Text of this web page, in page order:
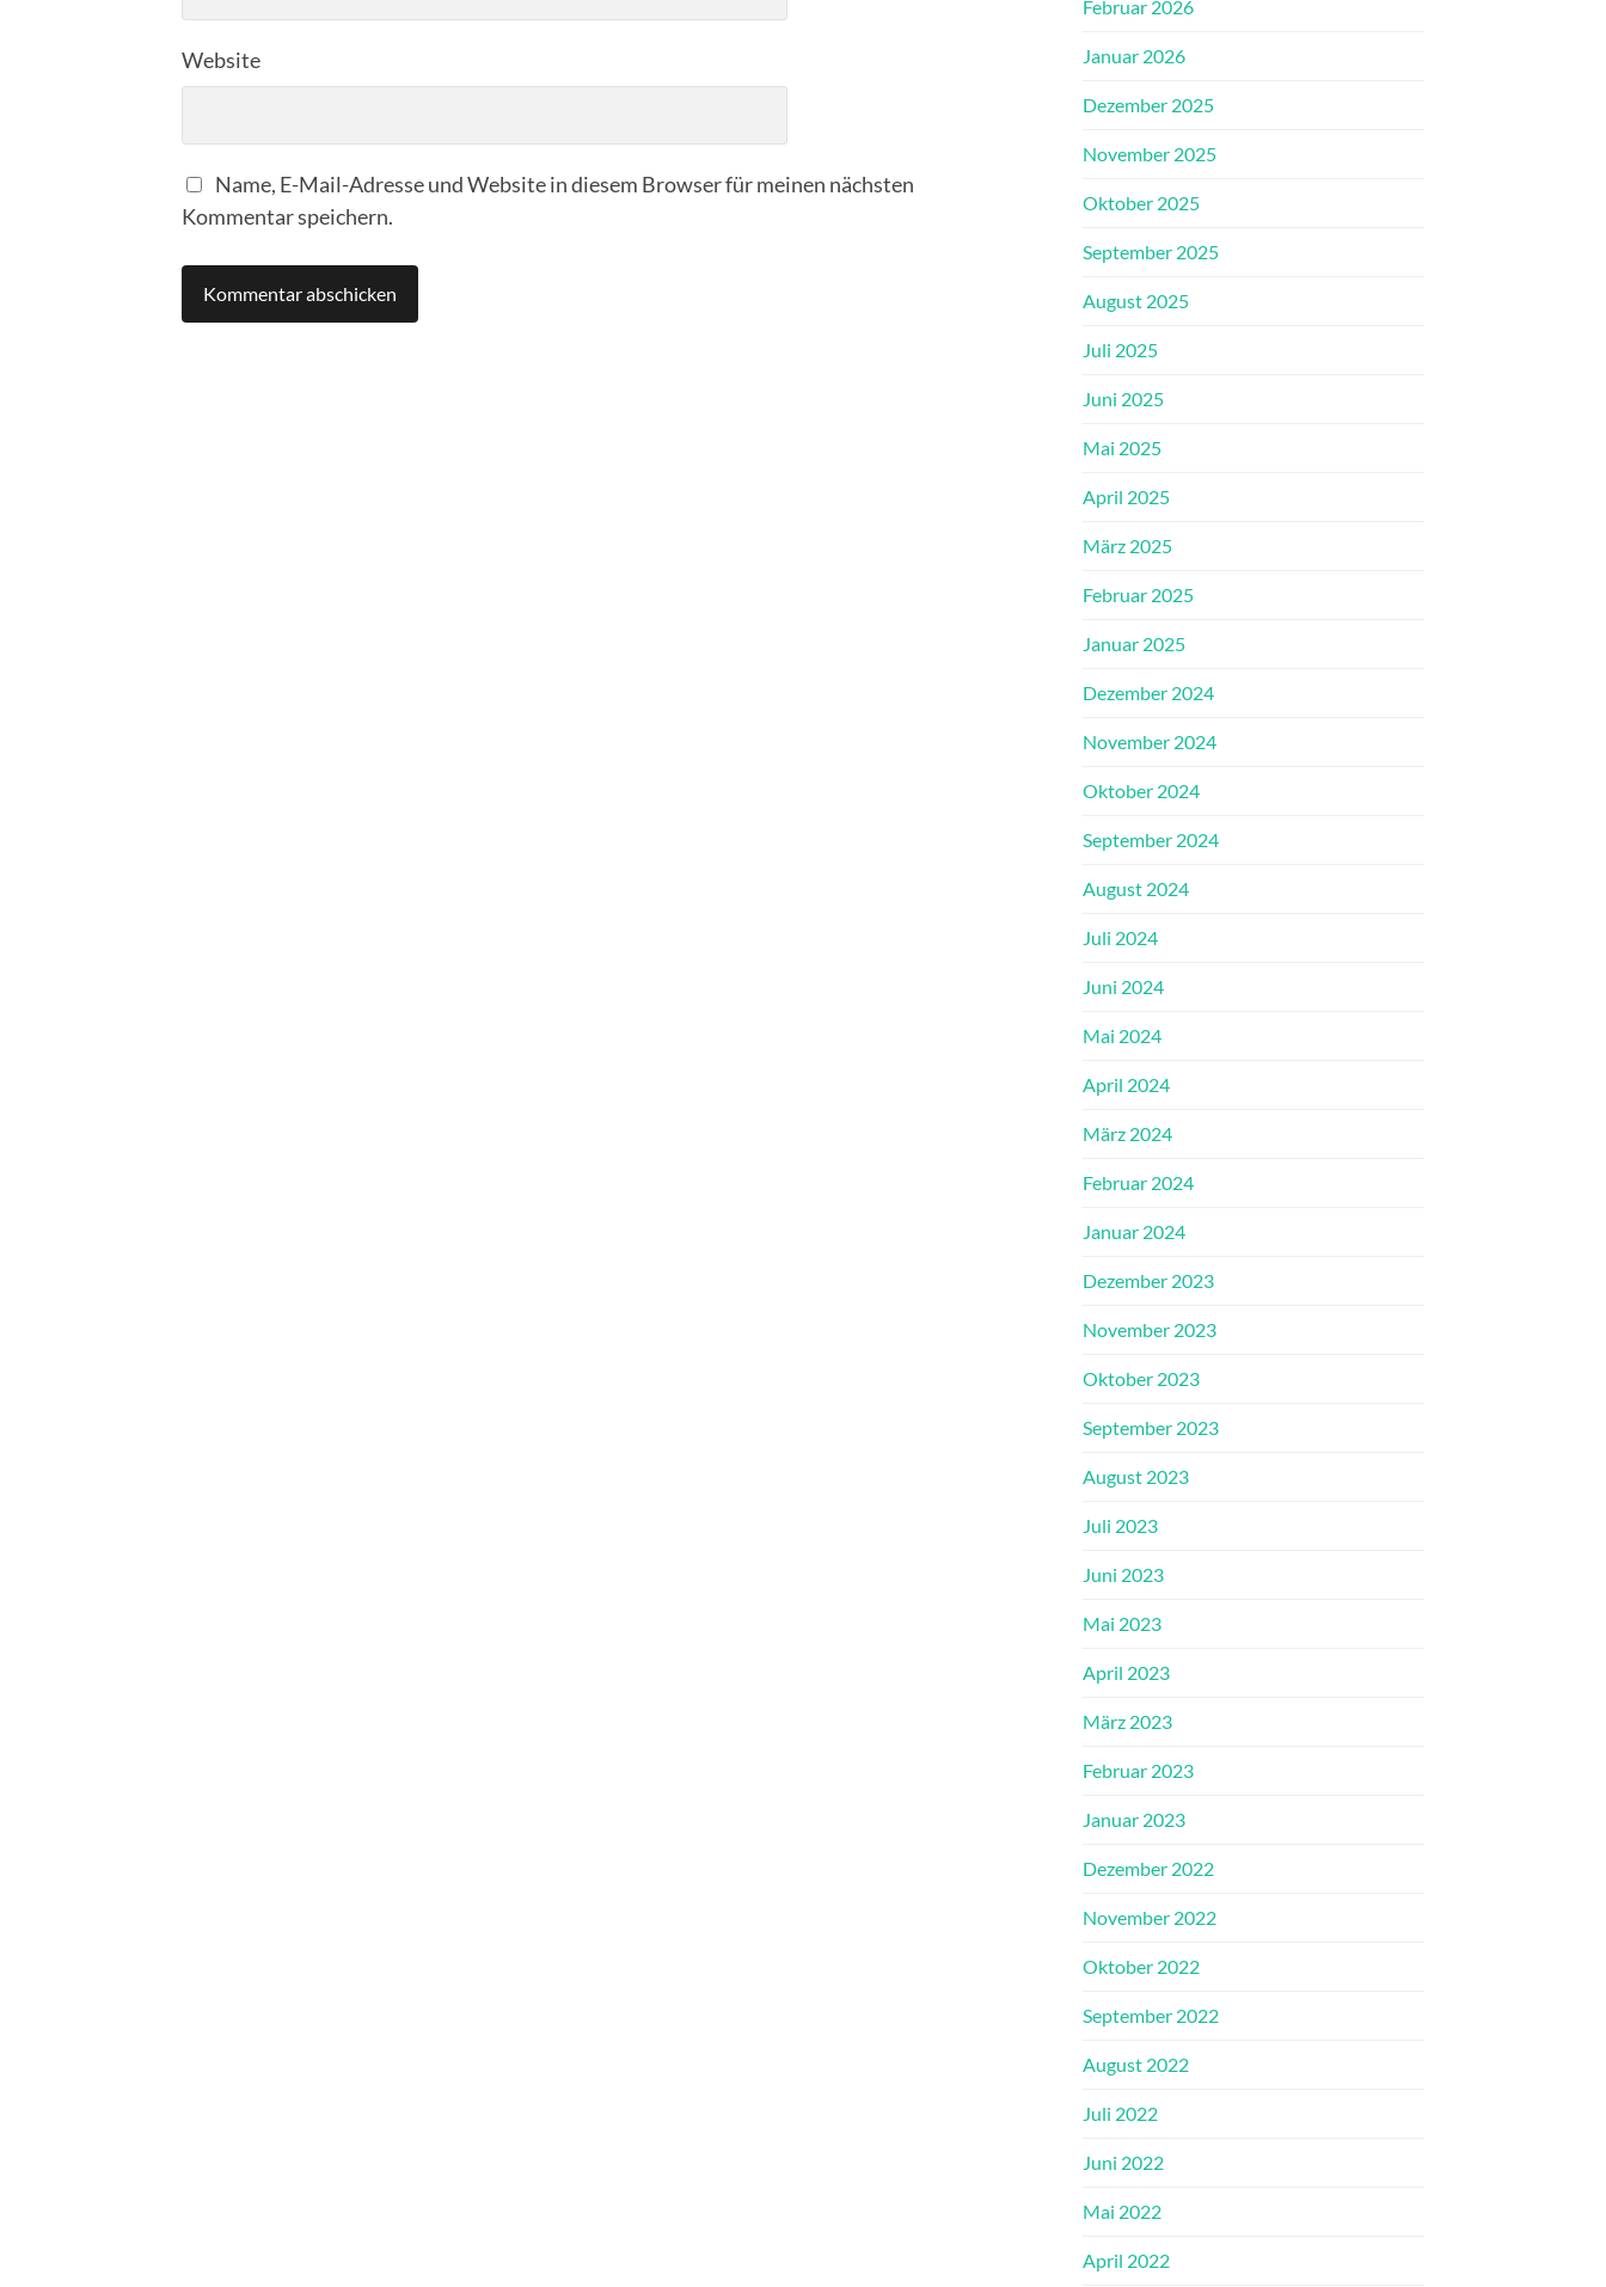
Website
Name, E-Mail-Adresse und Website in diesem Browser für meinen nächsten
Kommentar speichern.
Februar 2026
Januar 2026
Dezember 2025
November 2025
Oktober 2025
September 2025
August 2025
Juli 2025
Juni 2025
Mai 2025
April 2025
März 2025
Februar 2025
Januar 2025
Dezember 2024
November 2024
Oktober 2024
September 2024
August 2024
Juli 2024
Juni 2024
Mai 2024
April 2024
März 2024
Februar 2024
Januar 2024
Dezember 2023
November 2023
Oktober 2023
September 2023
August 2023
Juli 2023
Juni 2023
Mai 2023
April 2023
März 2023
Februar 2023
Januar 2023
Dezember 2022
November 2022
Oktober 2022
September 2022
August 2022
Juli 2022
Juni 2022
Mai 2022
April 2022